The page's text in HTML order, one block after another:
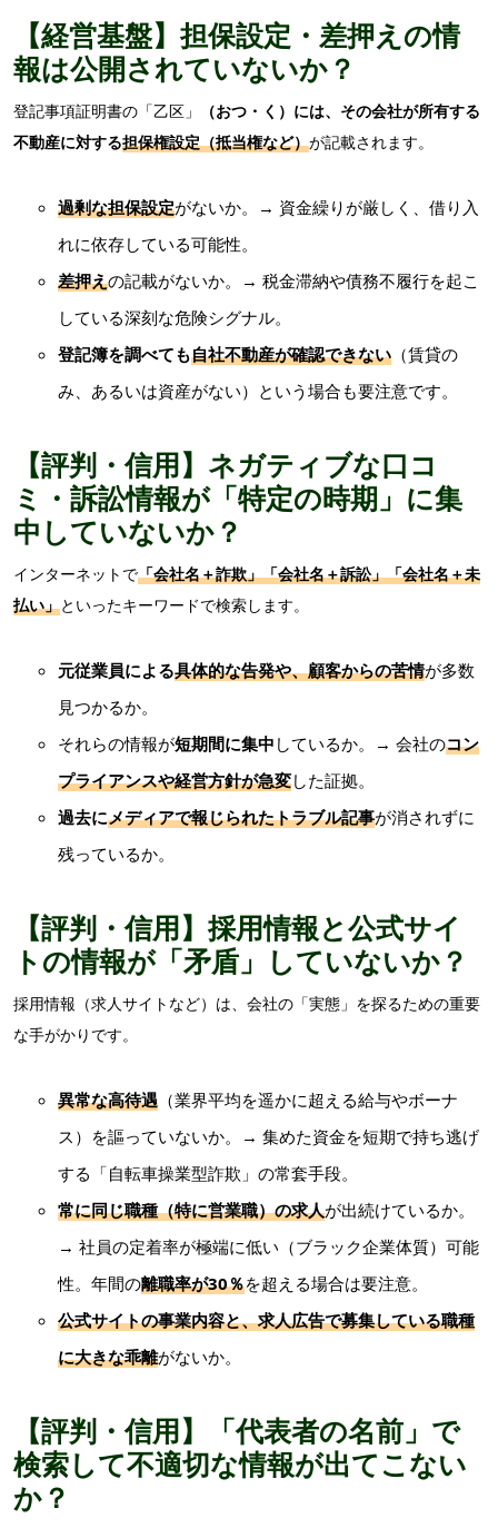
【経営基盤】担保設定・差押えの情
報は公開されていないか？
登記事項証明書の「乙区」
（おつ・く）には、その会社が所有する
不動産に対する担保権設定（抵当権など）が記載されます。
過剰な担保設定がないか。→ 資金繰りが厳しく、借り入
れに依存している可能性。
差押えの記載がないか。→ 税金滞納や債務不履行を起こ
している深刻な危険シグナル。
登記簿を調べても自社不動産が確認できない（賃貸の
み、あるいは資産がない）という場合も要注意です。
【評判・信用】ネガティブな口コ
ミ・訴訟情報が「特定の時期」に集
中していないか？
インターネットで「会社名＋詐欺」「会社名＋訴訟」「会社名＋未
払い」といったキーワードで検索します。
元従業員による具体的な告発や、顧客からの苦情が多数
見つかるか。
それらの情報が短期間に集中 しているか。→ 会社のコン
プライアンスや経営方針が急変した証拠。
過去にメディアで報じられたトラブル記事が消されずに
残っているか。
【評判・信用】採用情報と公式サイ
トの情報が「矛盾」していないか？
採用情報（求人サイトなど）は、会社の「実態」を探るための重要
な手がかりです。
異常な高待遇（業界平均を遥かに超える給与やボーナ
ス）を謳っていないか。→ 集めた資金を短期で持ち逃げ
する「自転車操業型詐欺」の常套手段。
常に同じ職種（特に営業職）の求人が出続けているか。
→ 社員の定着率が極端に低い（ブラック企業体質）可能
性。年間の離職率が30％を超える場合は要注意。
公式サイトの事業内容と、求人広告で募集している職種
に大きな乖離がないか。
【評判・信用】「代表者の名前」で
検索して不適切な情報が出てこない
か？